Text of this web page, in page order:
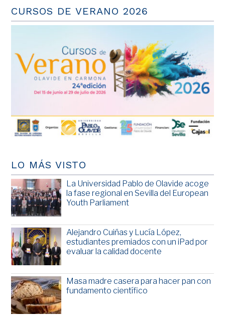
CURSOS DE VERANO 2026
LO MÁS VISTO
La Universidad Pablo de Olavide acoge
la fase regional en Sevilla del European
Youth Parliament
Alejandro Cuiñas y Lucía López,
estudiantes premiados con un iPad por
evaluar la calidad docente
Masa madre casera para hacer pan con
fundamento científico